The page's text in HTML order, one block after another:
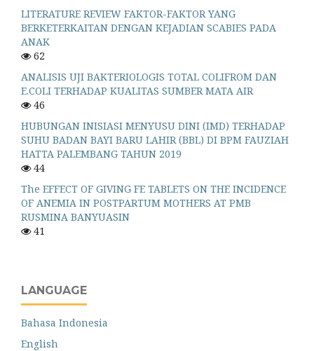
LITERATURE REVIEW FAKTOR-FAKTOR YANG
BERKETERKAITAN DENGAN KEJADIAN SCABIES PADA
ANAK
62
ANALISIS UJI BAKTERIOLOGIS TOTAL COLIFROM DAN
E.COLI TERHADAP KUALITAS SUMBER MATA AIR
46
HUBUNGAN INISIASI MENYUSU DINI (IMD) TERHADAP
SUHU BADAN BAYI BARU LAHIR (BBL) DI BPM FAUZIAH
HATTA PALEMBANG TAHUN 2019
44
The EFFECT OF GIVING FE TABLETS ON THE INCIDENCE
OF ANEMIA IN POSTPARTUM MOTHERS AT PMB
RUSMINA BANYUASIN
41
LANGUAGE
Bahasa Indonesia
English